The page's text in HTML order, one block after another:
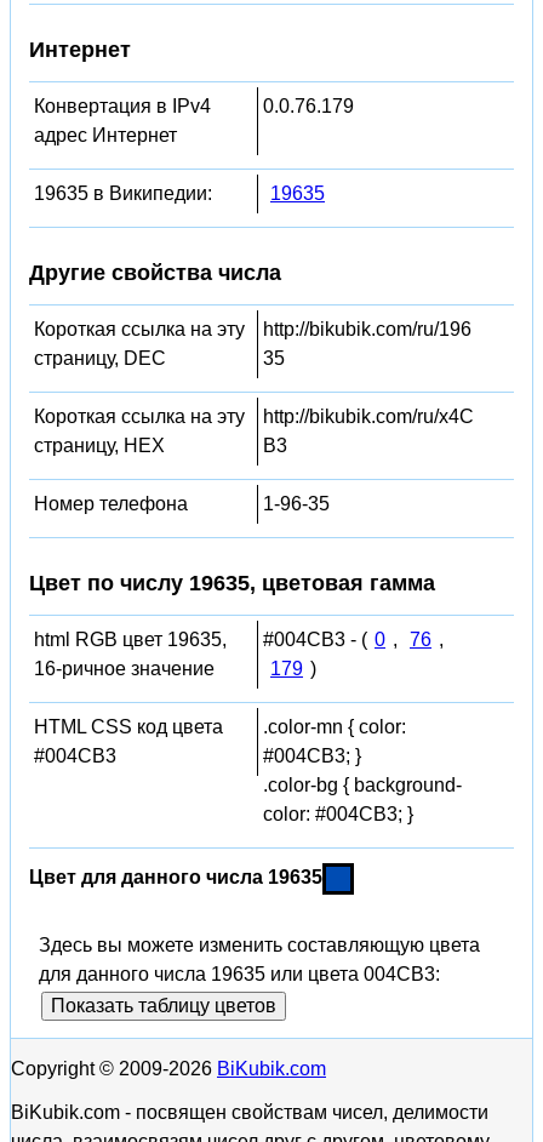
Интернет
Конвертация в IPv4
адрес Интернет
0.0.76.179
19635 в Википедии: 19635
Другие свойства числа
Короткая ссылка на эту
страницу, DEC
http://bikubik.com/ru/196
35
Короткая ссылка на эту
страницу, HEX
http://bikubik.com/ru/x4C
B3
Номер телефона 1-96-35
Цвет по числу 19635, цветовая гамма
html RGB цвет 19635,
16-ричное значение
#004CB3 - ( 0 , 76 ,
179 )
HTML CSS код цвета
#004CB3
.color-mn { color:
#004CB3; }
.color-bg { background-
color: #004CB3; }
Цвет для данного числа 19635
Здесь вы можете изменить составляющую цвета
для данного числа 19635 или цвета 004CB3:
Показать таблицу цветов
Copyright © 2009-2026 BiKubik.com
BiKubik.com - посвящен свойствам чисел, делимости